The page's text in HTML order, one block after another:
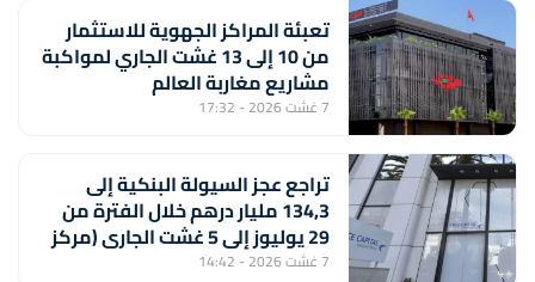
تعبئة المراكز الجهوية للاستثمار
من 10 إلى 13 غشت الجاري لمواكبة
مشاريع مغاربة العالم
7 غشت 2026 - 17:32
تراجع عجز السيولة البنكية إلى
134,3 مليار درهم خلال الفترة من
29 يوليوز إلى 5 غشت الجاري (مركز
أبحاث)
7 غشت 2026 - 14:42